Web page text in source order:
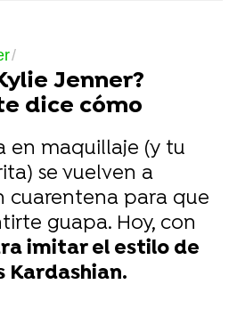
Jenner?
dice cómo
en maquillaje (y tu
se vuelven a
cuarentena para que
guapa. Hoy, con
imitar el estilo de
Kardashian.